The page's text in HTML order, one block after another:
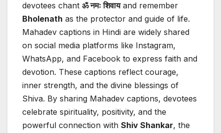
devotees chant ॐनमःशिवायand remember
Bholenath as the protector and guide of life.
Mahadev captions in Hindi are widely shared
on social media platforms like Instagram,
WhatsApp, and Facebook to express faith and
devotion. These captions reflect courage,
inner strength, and the divine blessings of
Shiva. By sharing Mahadev captions, devotees
celebrate spirituality, positivity, and the
powerful connection with Shiv Shankar, the